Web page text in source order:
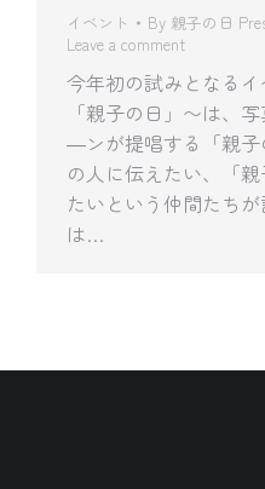
イベント By 親子の日
Leave a comment
今年初の試みとなる
「親子の日」〜は、
―ンが提唱する「親子
の人に伝えたい、「
たいという仲間たち
は…